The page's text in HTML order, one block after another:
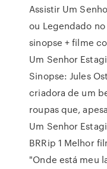
Assistir Um
ou Legendado
sinopse + filme
Um Senhor
Sinopse: Jules
criadora de um
roupas que,
Um Senhor
BRRip 1 Melhor
"Onde está meu